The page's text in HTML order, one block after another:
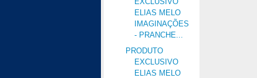
ELIAS MELO
IMAGINAÇÕES
- PRANCHE...
PRODUTO
EXCLUSIVO
ELIAS MELO